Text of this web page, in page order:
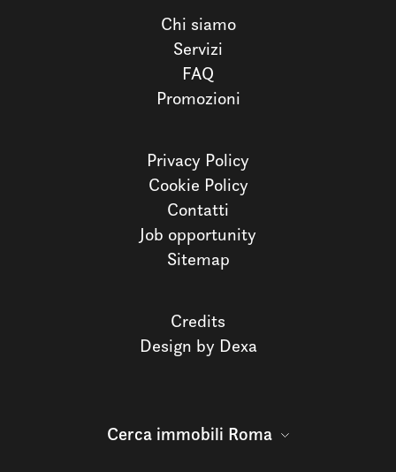
Chi siamo
Servizi
FAQ
Promozioni
Privacy Policy
Cookie Policy
Contatti
Job opportunity
Sitemap
Credits
Design by Dexa
Cerca immobili Roma